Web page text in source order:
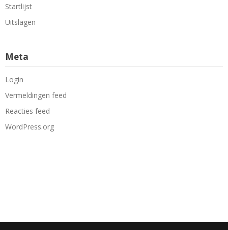
Startlijst
Uitslagen
Meta
Login
Vermeldingen feed
Reacties feed
WordPress.org